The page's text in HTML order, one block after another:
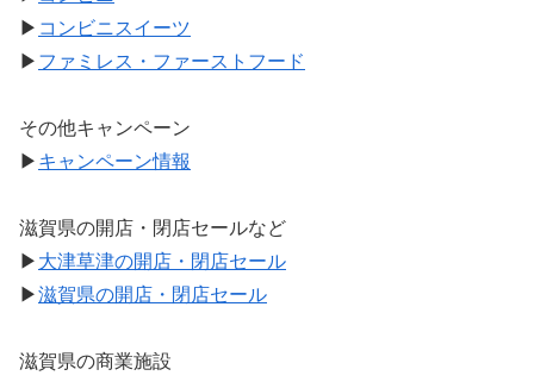
▶ コンビニスイーツ
▶ ファミレス・ファーストフード
その他キャンペーン
▶ キャンペーン情報
滋賀県の開店・閉店セールなど
▶ 大津草津の開店・閉店セール
▶滋賀県の開店・閉店セール
滋賀県の商業施設